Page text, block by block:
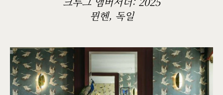
뮌헨, 독일